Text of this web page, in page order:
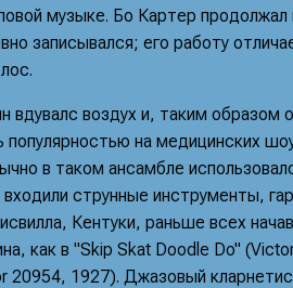
музыке. Бо Картер продолжал
записывался; его работу
воздух и, таким образом
популярностью на медицинских
в таком ансамбле
струнные инструменты,
Кентуки, раньше всех
как в "Skip Skat Doodle Do"
20954, 1927). Джазовый